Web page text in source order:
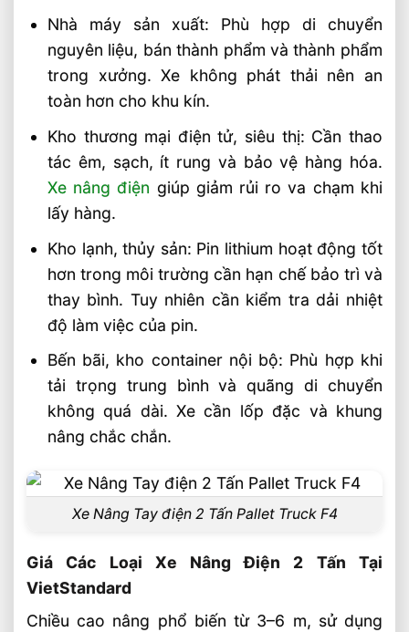
Có Bền Không
Giải Pháp Xe Nâng Điện Đứng Lái 1.8 Tấn
Cho Kệ Cao Trên 6m
Xe Nâng Điện Đứng Lái 2 Tấn Có Phù
Hợp Với Kho Công Nghiệp?
Xe Nâng Điện Đứng Lái 1.8 Tấn Pin
Lithium 48V Có Ưu Điểm Gì
Nhà máy sản xuất: Phù hợp di chuyển
nguyên liệu, bán thành phẩm và thành phẩm
trong xưởng. Xe không phát thải nên an
toàn hơn cho khu kín.
Kho thương mại điện tử, siêu thị: Cần thao
tác êm, sạch, ít rung và bảo vệ hàng hóa.
Xe nâng điện giúp giảm rủi ro va chạm khi
lấy hàng.
Kho lạnh, thủy sản: Pin lithium hoạt động tốt
hơn trong môi trường cần hạn chế bảo trì và
thay bình. Tuy nhiên cần kiểm tra dải nhiệt
độ làm việc của pin.
Bến bãi, kho container nội bộ: Phù hợp khi
tải trọng trung bình và quãng di chuyển
không quá dài. Xe cần lốp đặc và khung
nâng chắc chắn.
Xe Nâng Tay điện 2 Tấn Pallet Truck F4
Giá Các Loại Xe Nâng Điện 2 Tấn Tại
VietStandard
Chiều cao nâng phổ biến từ 3–6 m, sử dụng